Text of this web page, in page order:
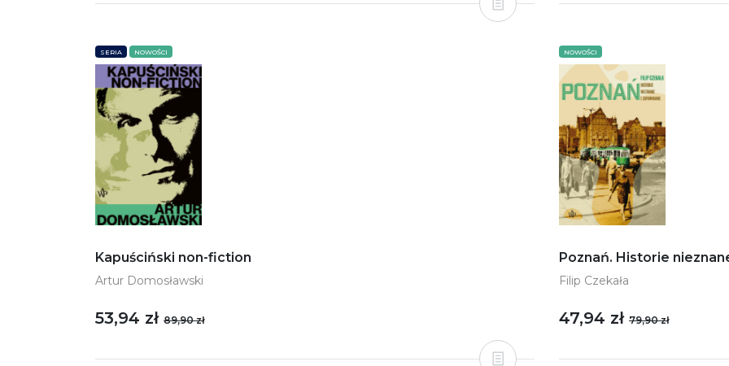
SERIA NOWOŚCI
Kapuściński non-fiction
Artur Domosławski
53,94 zł 89,90 zł
NOWOŚCI
Poznań. Historie
Filip Czekała
47,94 zł 79,90 zł